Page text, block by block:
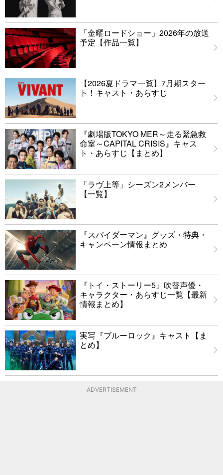
「金曜ロードショー」2026年の放送
予定【作品一覧】
【2026夏ドラマ一覧】7月期スター
ト！キャスト・あらすじ
『劇場版TOKYO MER～走る緊急救
命室～CAPITAL CRISIS』キャス
ト・あらすじ【まとめ】
「ラヴ上等」シーズン2メンバー
【一覧】
『スパイダーマン』グッズ・特典・
キャンペーン情報まとめ
『トイ・ストーリー5』吹替声優・
キャラクター・あらすじ一覧【最新
情報まとめ】
実写『ブルーロック』キャスト【ま
とめ】
ADVERTISEMENT